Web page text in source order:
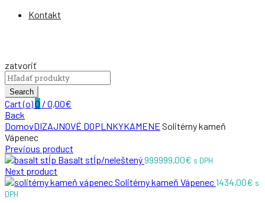
Kontakt
zatvoriť
Search
for:
Search
Cart (o)0 / 0,00€
Back
DomovDIZAJNOVÉ DOPLNKYKAMENE Solitérny kameň
Vápenec
Previous product
Basalt stĺp/neleštený999999,00€ s DPH
Next product
Solitérny kameň Vápenec1434,00€ s
DPH